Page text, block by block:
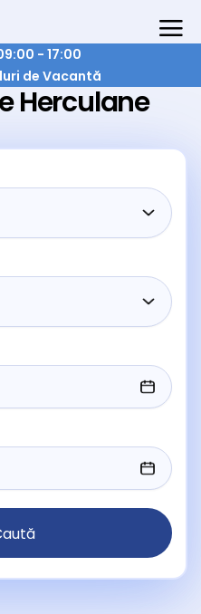
- 17:00
de Vacantă
Herculane